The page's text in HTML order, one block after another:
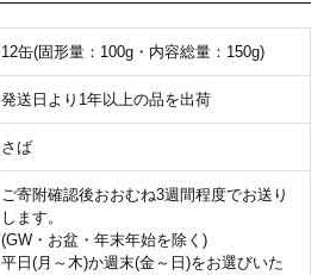
12缶(固形量：100g・内容総量：150g)
発送日より1年以上の品を出荷
さば
ご寄附確認後おおむね3週間程度でお送り
します。
(GW・お盆・年末年始を除く)
平日(月～木)か週末(金～日)をお選びいた